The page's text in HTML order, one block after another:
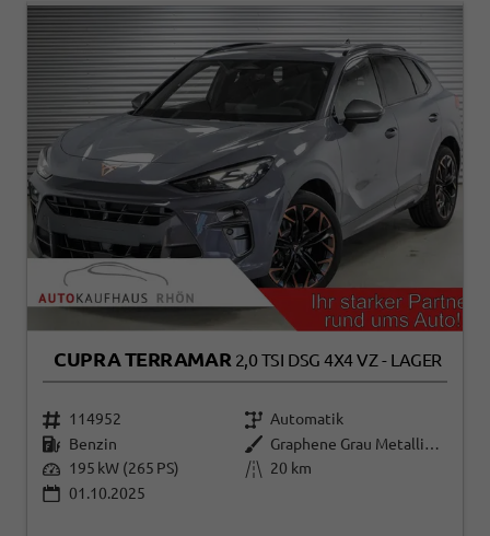
CUPRA TERRAMAR 2,0 TSI DSG 4X4 VZ - LAGER
114952
Automatik
Benzin
Graphene Grau Metallic (R6)
195 kW (265 PS)
20 km
01.10.2025